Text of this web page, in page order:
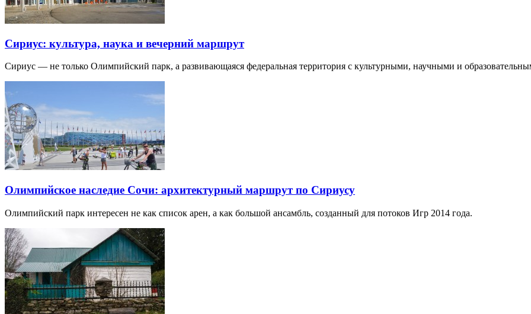
Сириус: культура, наука и вечерний маршрут
Сириус — не только Олимпийский парк, а развивающаяся федеральная территория с культурными, научными и
Олимпийское наследие Сочи: архитектурный маршрут по Сириусу
Олимпийский парк интересен не как список арен, а как большой ансамбль, созданный для потоков Игр 2014 года.